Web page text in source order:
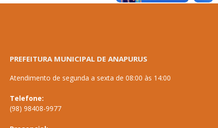
PREFEITURA MUNICIPAL DE ANAPURUS
Atendimento de segunda a sexta de 08:00 às 14:00
Telefone:
(98) 98408-9977